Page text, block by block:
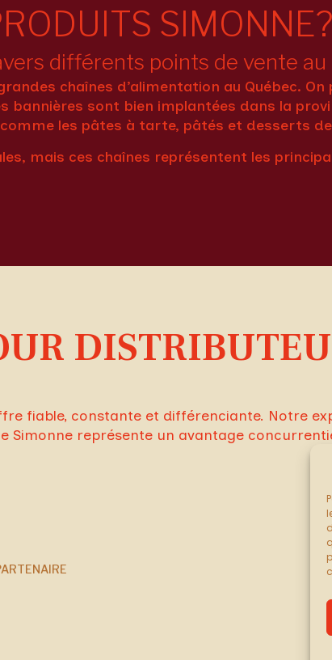
SIMONNE?
différents points de vente au
chaînes d’alimentation au Québec.
bannières sont bien implantées dans la
les pâtes à tarte, pâtés et desserts
mais ces chaînes représentent les
fiable, constante et différenciante. Notre
Simonne représente un avantage